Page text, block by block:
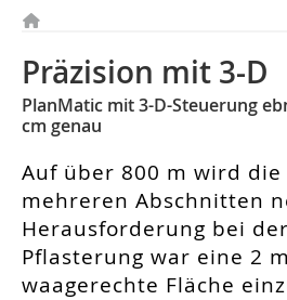
Präzision mit 3-D
PlanMatic mit 3-D-Steuerung
cm genau
Auf über 800 m wird die
mehreren Abschnitten
Herausforderung bei
Pflasterung war eine 2
waagerechte Fläche